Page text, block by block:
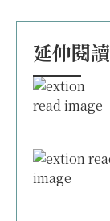
延伸閱讀